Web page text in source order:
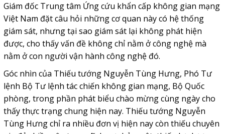
Giám đốc Trung tâm Ứng cứu khẩn cấp không gian mạng
Việt Nam đặt câu hỏi những cơ quan này có hệ thống
giám sát, nhưng tại sao giám sát lại không phát hiện
được, cho thấy vấn đề không chỉ nằm ở công nghệ mà
nằm ở con người vận hành công nghệ đó.
Góc nhìn của Thiếu tướng Nguyễn Tùng Hưng, Phó Tư
lệnh Bộ Tư lệnh tác chiến không gian mạng, Bộ Quốc
phòng, trong phần phát biểu chào mừng cùng ngày cho
thấy thực trạng chung hiện nay. Thiếu tướng Nguyễn
Tùng Hưng chỉ ra nhiều đơn vị hiện nay còn thiếu chuyên